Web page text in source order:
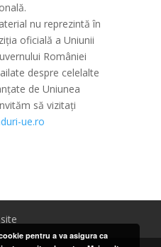
nu reprezintă în
oficială a Uniunii
României
despre celelalte
de Uniunea
să vizitați
ue.ro
pentru a va asigura ca